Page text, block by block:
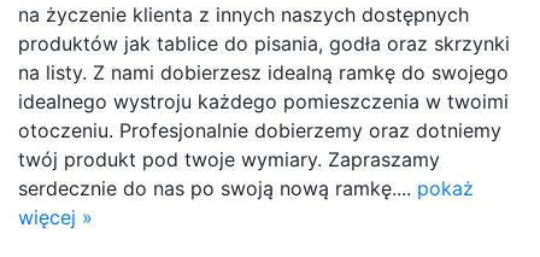
na życzenie klienta z innych naszych dostępnych
produktów jak tablice do pisania, godła oraz skrzynki
na listy. Z nami dobierzesz idealną ramkę do swojego
idealnego wystroju każdego pomieszczenia w twoimi
otoczeniu. Profesjonalnie dobierzemy oraz dotniemy
twój produkt pod twoje wymiary. Zapraszamy
serdecznie do nas po swoją nową ramkę.... pokaż
więcej »